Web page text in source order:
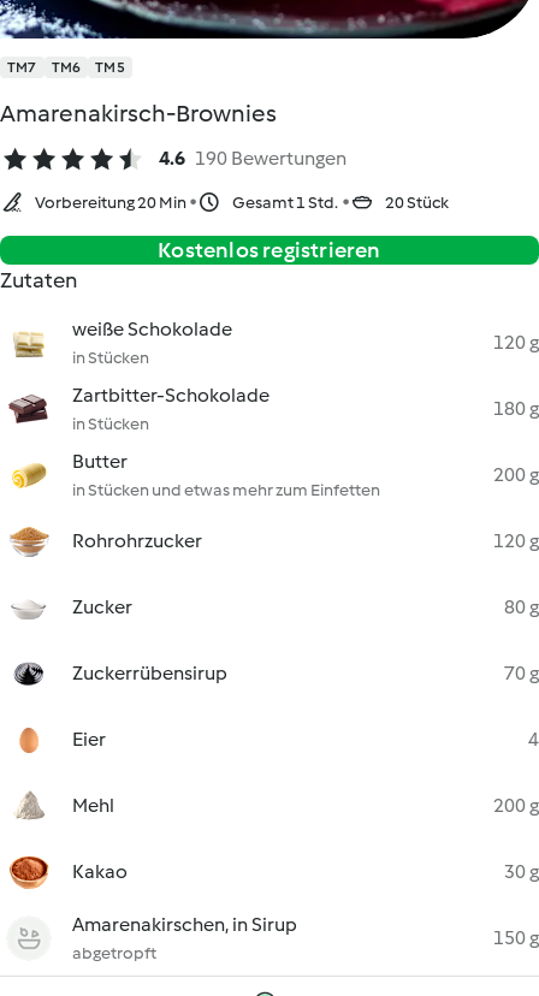
TM7 TM6 TM5
Amarenakirsch-Brownies
4.6 190 Bewertungen
Vorbereitung 20 Min Gesamt 1 Std. 20 Stück
Kostenlos registrieren
Zutaten
weiße Schokolade
in Stücken
120 g
Zartbitter-Schokolade
in Stücken
180 g
Butter
in Stücken und etwas mehr zum Einfetten
200 g
Rohrohrzucker 120 g
Zucker 80 g
Zuckerrübensirup 70 g
Eier 4
Mehl 200 g
Kakao 30 g
Amarenakirschen, in Sirup
abgetropft
150 g